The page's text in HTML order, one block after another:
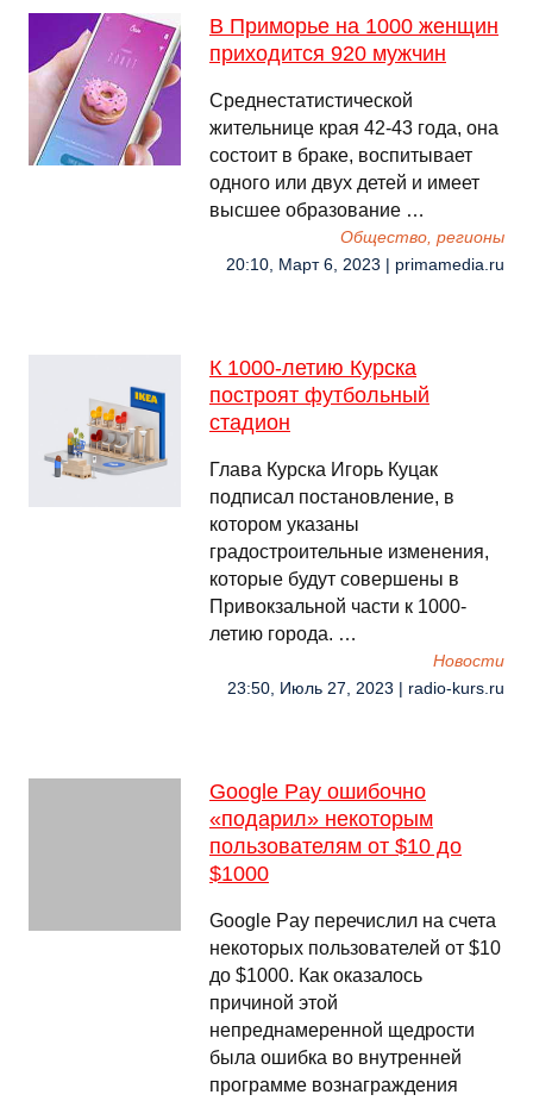
В Приморье на 1000 женщин
приходится 920 мужчин
Среднестатистической
жительнице края 42-43 года, она
состоит в браке, воспитывает
одного или двух детей и имеет
высшее образование …
Общество, регионы
20:10, Март 6, 2023 | primamedia.ru
К 1000-летию Курска
построят футбольный
стадион
Глава Курска Игорь Куцак
подписал постановление, в
котором указаны
градостроительные изменения,
которые будут совершены в
Привокзальной части к 1000-
летию города. …
Новости
23:50, Июль 27, 2023 | radio-kurs.ru
Google Pay ошибочно
«подарил» некоторым
пользователям от $10 до
$1000
Google Pay перечислил на счета
некоторых пользователей от $10
до $1000. Как оказалось
причиной этой
непреднамеренной щедрости
была ошибка во внутренней
программе вознаграждения